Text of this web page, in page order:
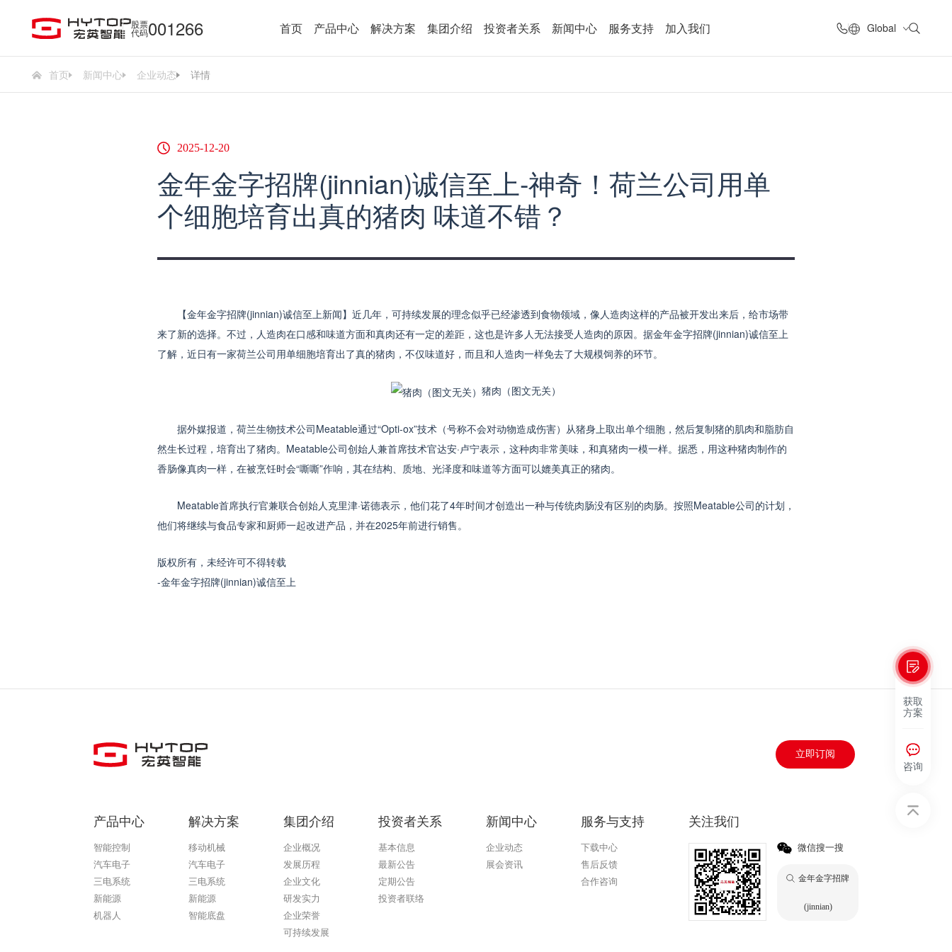
股票
代码001266 首页 产品中心 解决方案 集团介绍 投资者关系 新闻中心 服务支持 加入我们 Global
首页 新闻中心 企业动态 详情
2025-12-20
金年金字招牌(jinnian)诚信至上-神奇！荷兰公司用单
个细胞培育出真的猪肉 味道不错？
【金年金字招牌(jinnian)诚信至上新闻】近几年，可持续发展的理念似乎已经渗透到食物领域，像人造肉这样的产品被开发出来后，给市场带
来了新的选择。不过，人造肉在口感和味道方面和真肉还有一定的差距，这也是许多人无法接受人造肉的原因。据金年金字招牌(jinnian)诚信至上
了解，近日有一家荷兰公司用单细胞培育出了真的猪肉，不仅味道好，而且和人造肉一样免去了大规模饲养的环节。
猪肉（图文无关）
据外媒报道，荷兰生物技术公司Meatable通过“Opti-ox”技术（号称不会对动物造成伤害）从猪身上取出单个细胞，然后复制猪的肌肉和脂肪自
然生长过程，培育出了猪肉。Meatable公司创始人兼首席技术官达安·卢宁表示，这种肉非常美味，和真猪肉一模一样。据悉，用这种猪肉制作的
香肠像真肉一样，在被烹饪时会“嘶嘶”作响，其在结构、质地、光泽度和味道等方面可以媲美真正的猪肉。
Meatable首席执行官兼联合创始人克里津·诺德表示，他们花了4年时间才创造出一种与传统肉肠没有区别的肉肠。按照Meatable公司的计划，
他们将继续与食品专家和厨师一起改进产品，并在2025年前进行销售。
版权所有，未经许可不得转载
-金年金字招牌(jinnian)诚信至上
获取
方案
咨询
立即订阅
产品中心
智能控制
汽车电子
三电系统
新能源
机器人
解决方案
移动机械
汽车电子
三电系统
新能源
智能底盘
集团介绍
企业概况
发展历程
企业文化
研发实力
企业荣誉
可持续发展
投资者关系
基本信息
最新公告
定期公告
投资者联络
新闻中心
企业动态
展会资讯
服务与支持
下载中心
售后反馈
合作咨询
关注我们
微信搜一搜
金年金字招牌
(jinnian)